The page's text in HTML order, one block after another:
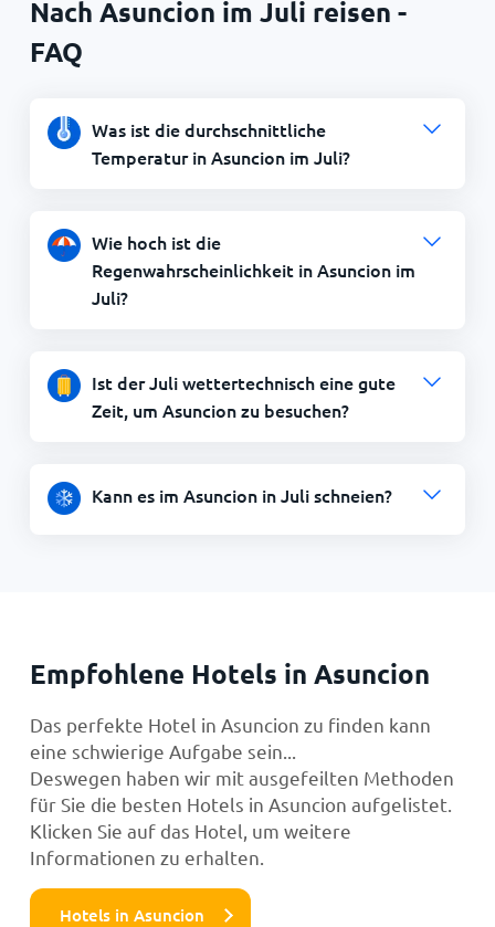
Nach Asuncion im Juli reisen -
FAQ
Was ist die durchschnittliche
Temperatur in Asuncion im Juli?
Wie hoch ist die
Regenwahrscheinlichkeit in Asuncion im
Juli?
Ist der Juli wettertechnisch eine gute
Zeit, um Asuncion zu besuchen?
Kann es im Asuncion in Juli schneien?
Empfohlene Hotels in Asuncion
Das perfekte Hotel in Asuncion zu finden kann
eine schwierige Aufgabe sein...
Deswegen haben wir mit ausgefeilten Methoden
für Sie die besten Hotels in Asuncion aufgelistet.
Klicken Sie auf das Hotel, um weitere
Informationen zu erhalten.
Hotels in Asuncion